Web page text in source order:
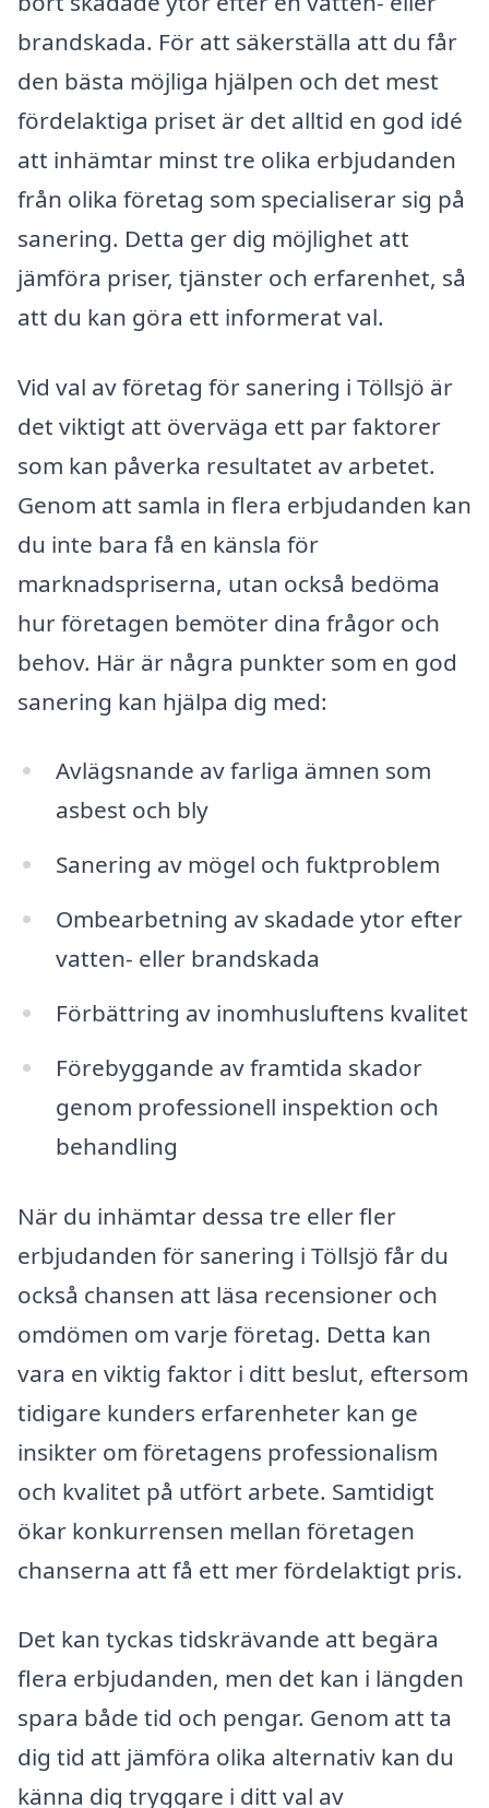
brandskada. För att säkerställa att du får
den bästa möjliga hjälpen och det mest
fördelaktiga priset är det alltid en god idé
att inhämtar minst tre olika erbjudanden
från olika företag som specialiserar sig på
sanering. Detta ger dig möjlighet att
jämföra priser, tjänster och erfarenhet, så
att du kan göra ett informerat val.
Vid val av företag för sanering i Töllsjö är
det viktigt att överväga ett par faktorer
som kan påverka resultatet av arbetet.
Genom att samla in flera erbjudanden kan
du inte bara få en känsla för
marknadspriserna, utan också bedöma
hur företagen bemöter dina frågor och
behov. Här är några punkter som en god
sanering kan hjälpa dig med:
Avlägsnande av farliga ämnen som
asbest och bly
Sanering av mögel och fuktproblem
Ombearbetning av skadade ytor efter
vatten- eller brandskada
Förbättring av inomhusluftens kvalitet
Förebyggande av framtida skador
genom professionell inspektion och
behandling
När du inhämtar dessa tre eller fler
erbjudanden för sanering i Töllsjö får du
också chansen att läsa recensioner och
omdömen om varje företag. Detta kan
vara en viktig faktor i ditt beslut, eftersom
tidigare kunders erfarenheter kan ge
insikter om företagens professionalism
och kvalitet på utfört arbete. Samtidigt
ökar konkurrensen mellan företagen
chanserna att få ett mer fördelaktigt pris.
Det kan tyckas tidskrävande att begära
flera erbjudanden, men det kan i längden
spara både tid och pengar. Genom att ta
dig tid att jämföra olika alternativ kan du
känna dig tryggare i ditt val av